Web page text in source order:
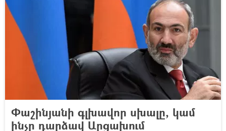
Փաշինյանի գլխավոր սխալը, կամ
ինչը դարձավ Արցախում